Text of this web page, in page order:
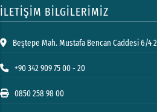
İLETİŞİM BİLGİLERİMİZ
Beştepe Mah. Mustafa Bencan Caddesi 6/4
+90 342 909 75 00 - 20
0850 258 98 00